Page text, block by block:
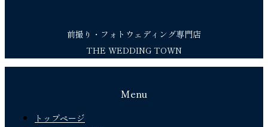
前撮り・フォトウェディング専門店
THE WEDDING TOWN
Menu
トップページ